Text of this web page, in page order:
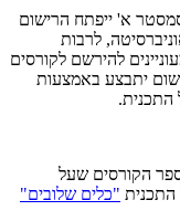
של סמסטר א' ייפתח הרישום
לרבות
להירשם לקורסים
יתבצע באמצעות
הקורסים שעל
התכנית "כלים שלובים"